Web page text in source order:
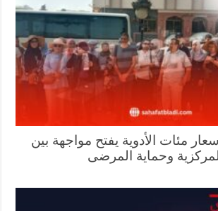
الأدوية يفتح مواجهة بين
وحماية المرضى